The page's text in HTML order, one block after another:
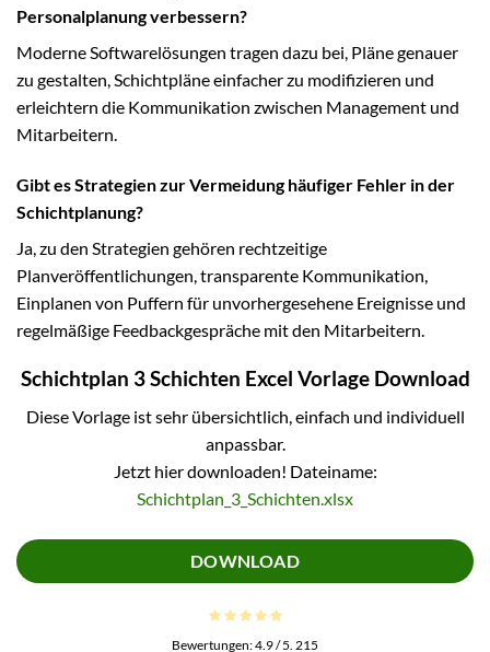
Personalplanung verbessern?
Moderne Softwarelösungen tragen dazu bei, Pläne genauer
zu gestalten, Schichtpläne einfacher zu modifizieren und
erleichtern die Kommunikation zwischen Management und
Mitarbeitern.
Gibt es Strategien zur Vermeidung häufiger Fehler in der
Schichtplanung?
Ja, zu den Strategien gehören rechtzeitige
Planveröffentlichungen, transparente Kommunikation,
Einplanen von Puffern für unvorhergesehene Ereignisse und
regelmäßige Feedbackgespräche mit den Mitarbeitern.
Schichtplan 3 Schichten Excel Vorlage Download
Diese Vorlage ist sehr übersichtlich, einfach und individuell
anpassbar.
Jetzt hier downloaden! Dateiname:
Schichtplan_3_Schichten.xlsx
DOWNLOAD
Bewertungen:4.9/ 5. 215